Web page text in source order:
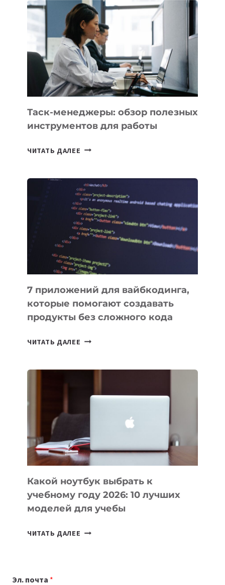
PROMETHEUS
ДЛЯ
СОЗДАНИЯ
«ИСКУССТВЕННОГО
ИНЖЕНЕРА»
Таск-менеджеры: обзор полезных
инструментов для работы
ЧИТАТЬ ДАЛЕЕ ТАСК-
ПОЛЕЗНЫХ
ИНСТРУМЕНТОВ
ДЛЯ
РАБОТЫ
7 приложений для вайбкодинга,
которые помогают создавать
продукты без сложного кода
ЧИТАТЬ ДАЛЕЕ 7
ПОМОГАЮТ
СОЗДАВАТЬ
БЕЗ
СЛОЖНОГО
КОДА
Какой ноутбук выбрать к
учебному году 2026: 10 лучших
моделей для учебы
ЧИТАТЬ ДАЛЕЕ КАКОЙ
Эл. почта *